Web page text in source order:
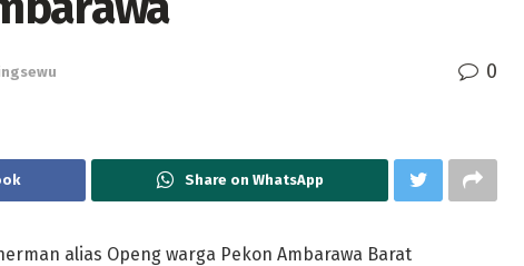
0
Share on WhatsApp
alias Openg warga Pekon Ambarawa Barat